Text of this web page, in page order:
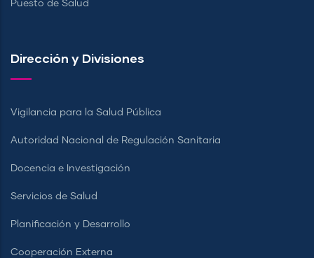
Puesto de Salud
Dirección y Divisiones
Vigilancia para la Salud Pública
Autoridad Nacional de Regulación Sanitaria
Docencia e Investigación
Servicios de Salud
Planificación y Desarrollo
Cooperación Externa